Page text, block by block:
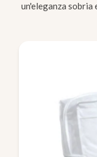
un'eleganza sobria